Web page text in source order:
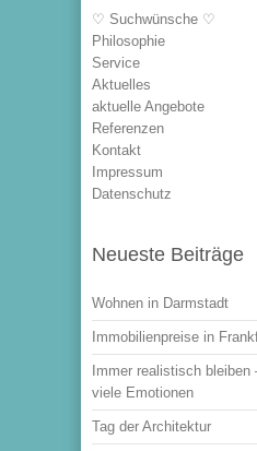
♡ Suchwünsche ♡
Philosophie
Service
Aktuelles
aktuelle Angebote
Referenzen
Kontakt
Impressum
Datenschutz
Neueste Beiträge
Wohnen in Darmstadt
Immobilienpreise in
Immer realistisch
viele Emotionen
Tag der Architektur